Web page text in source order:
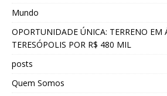
Mundo
OPORTUNIDADE ÚNICA: TERRENO EM
TERESÓPOLIS POR R$ 480 MIL
posts
Quem Somos